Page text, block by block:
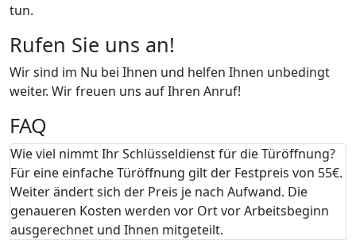
tun.
Rufen Sie uns an!
Wir sind im Nu bei Ihnen und helfen Ihnen unbedingt
weiter. Wir freuen uns auf Ihren Anruf!
FAQ
Wie viel nimmt Ihr Schlüsseldienst für die Türöffnung?
Für eine einfache Türöffnung gilt der Festpreis von 55€.
Weiter ändert sich der Preis je nach Aufwand. Die
genaueren Kosten werden vor Ort vor Arbeitsbeginn
ausgerechnet und Ihnen mitgeteilt.